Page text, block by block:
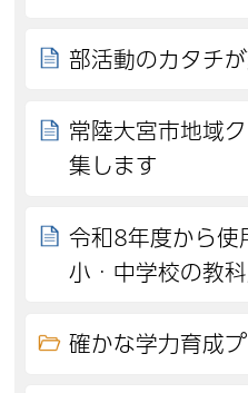
部活動のカタチ
常陸大宮市地域
集します
令和8年度から使
小・中学校の教
確かな学力育成